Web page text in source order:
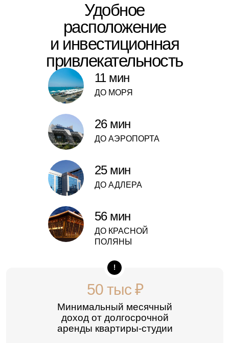
ДО КРАСНОЙ
ПОЛЯНЫ
56 мин
26 мин
ДО АЭРОПОРТА
ДО АДЛЕРА
25 мин
11 мин
ДО МОРЯ
50 тыс ₽
Минимальный месячный
доход от долгосрочной
аренды квартиры-студии
Удобное
расположение
и инвестиционная
привлекательность
!